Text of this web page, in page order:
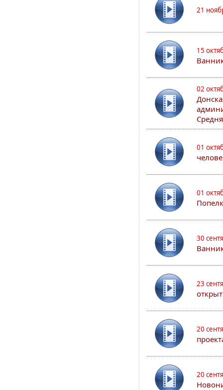
21
15
02
01
01
30
23
20
20